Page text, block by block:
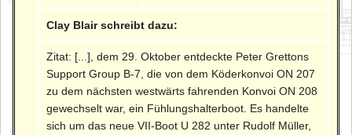
Clay Blair schreibt dazu:
Zitat: [...], dem 29. Oktober entdeckte Peter Grettons
Support Group B-7, die von dem Köderkonvoi ON 207
zu dem nächsten westwärts fahrenden Konvoi ON 208
gewechselt war, ein Fühlungshalterboot. Es handelte
sich um das neue VII-Boot U 282 unter Rudolf Müller,